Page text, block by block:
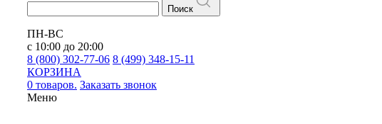
Поиск
ПН-ВС
с 10:00 до 20:00
8 (800) 302-77-06 8 (499) 348-15-11
КОРЗИНА
0 товаров. Заказать звонок
Меню